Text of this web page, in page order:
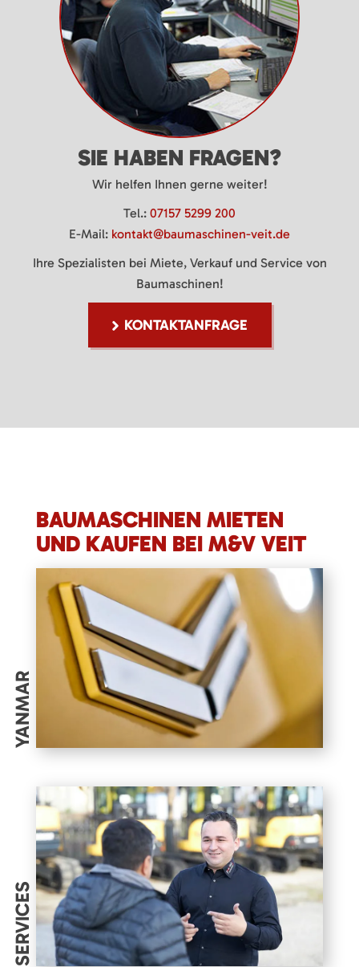
SIE HABEN FRAGEN?
Wir helfen Ihnen gerne weiter!
Tel.: 07157 5299 200
E-Mail: kontakt@baumaschinen-veit.de
Ihre Spezialisten bei Miete, Verkauf und Service von
Baumaschinen!
KONTAKTANFRAGE
BAUMASCHINEN MIETEN
UND KAUFEN BEI M&V VEIT
YANMAR
SERVICES